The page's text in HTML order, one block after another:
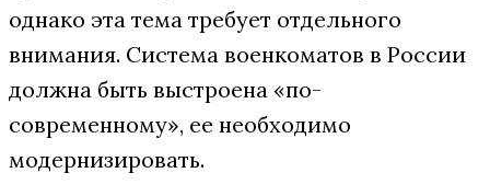
однако эта тема требует отдельного
внимания. Система военкоматов в России
должна быть выстроена «по-
современному», ее необходимо
модернизировать.